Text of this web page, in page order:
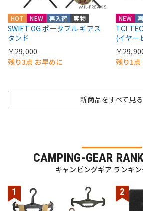
HOT NEW 再入荷 実物
SWIFT OG ポータブル ギアス
タンド
￥29,000
残り3点 お早めに
NEW
TCI
(イヤー
￥
残り1点
新商品をすべて見る
CAMPING-GEAR
キャンピングギア ランキ